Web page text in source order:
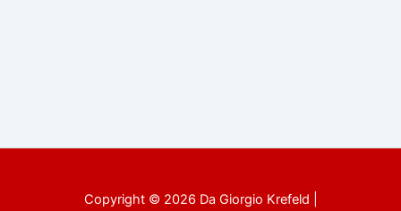
Copyright © 2026 Da Giorgio Krefeld |